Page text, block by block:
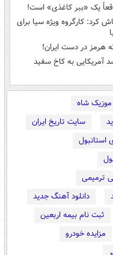
یک «ببر کاغذی» است!
کرد: کارگروه ویژه سیا برای
هرمز در دست ایران!
آمریکایی به کاخ سفید
موزیک شاه
سایت تاریخ ایران
استانبول
ترمیمی
دانلود آهنگ جدید
ثبت نام بیمه اربعین
مزایده خودرو